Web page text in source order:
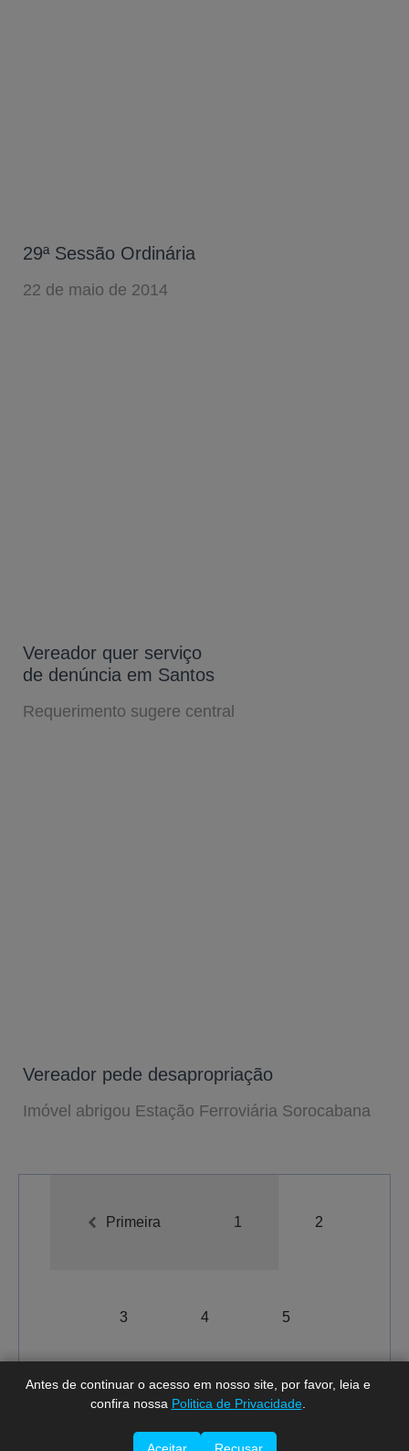
Antes de continuar o acesso em nosso site, por favor, leia e
confira nossa Politica de Privacidade.
29ª Sessão Ordinária
22 de maio de 2014
Vereador quer serviço
de denúncia em Santos
Requerimento sugere central
Vereador pede desapropriação
Imóvel abrigou Estação Ferroviária Sorocabana
Primeira 1 2
3 4 5
Total de registros:63. Última